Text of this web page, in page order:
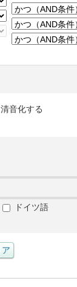
清音化する
ドイツ語